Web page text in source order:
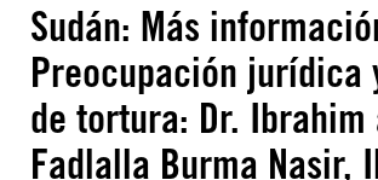
Sudán: Más
Preocupación jurídica
de tortura: Dr. Ibrahim
Fadlalla Burma Nasir,